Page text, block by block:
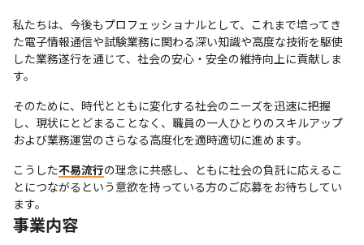
私たちは、今後もプロフェッショナルとして、これまで培ってき
た電子情報通信や試験業務に関わる深い知識や高度な技術を駆使
した業務遂行を通じて、社会の安心・安全の維持向上に貢献しま
す。
そのために、時代とともに変化する社会のニーズを迅速に把握
し、現状にとどまることなく、職員の一人ひとりのスキルアップ
および業務運営のさらなる高度化を適時適切に進めます。
こうした不易流行の理念に共感し、ともに社会の負託に応えるこ
とにつながるという意欲を持っている方のご応募をお待ちしてい
ます。
事業内容